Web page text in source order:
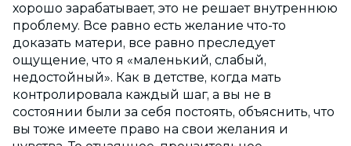
хорошо зарабатывает, это не решает внутреннюю
проблему. Все равно есть желание что-то
доказать матери, все равно преследует
ощущение, что я «маленький, слабый,
недостойный». Как в детстве, когда мать
контролировала каждый шаг, а вы не в
состоянии были за себя постоять, объяснить, что
вы тоже имеете право на свои желания и